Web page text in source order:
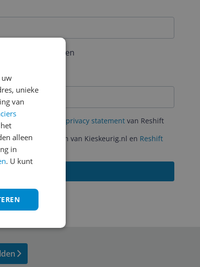
karakters bevatten
privacy statement van Reshift
en aanbiedingen van Kieskeurig.nl en Reshift
uw
unieke
van
alleen
in
. U kunt